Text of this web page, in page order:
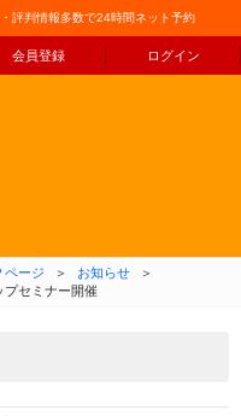
評判情報多数で24時間ネット予約
会員登録 ログイン
テンツへ移動
ページ ＞ お知らせ
＞
プセミナー開催